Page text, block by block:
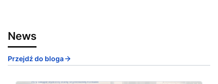
News
Przejdź do bloga